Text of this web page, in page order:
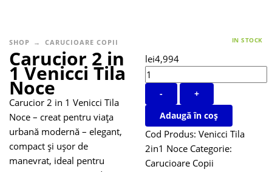
SHOP CARUCIOARE COPII IN STOCK
Carucior 2 in
1 Venicci Tila
Noce
Carucior 2 in 1 Venicci Tila
Noce – creat pentru viața
urbană modernă – elegant,
compact și ușor de
manevrat, ideal pentru
lei4,994
-
+
Adaugă în coș
Cod Produs: Venicci Tila
2in1 Noce Categorie:
Carucioare Copii